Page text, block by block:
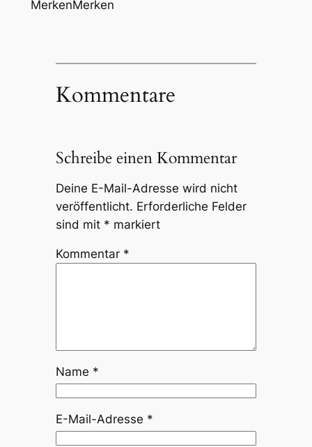
MerkenMerken
Kommentare
Schreibe einen Kommentar
Deine E-Mail-Adresse wird nicht
veröffentlicht. Erforderliche Felder
sind mit * markiert
Kommentar *
Name *
E-Mail-Adresse *